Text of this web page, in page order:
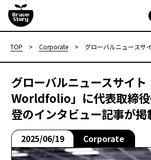
TOP > Corporate >
グローバルニュースサ
事が掲載されました
グローバルニュースサイ
Worldfolio」に代表取締役
登のインタビュー記事が
2025/06/19 Corporate